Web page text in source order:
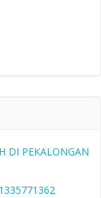
DI PEKALONGAN